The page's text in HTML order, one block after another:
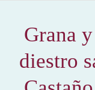
Grana
diestro